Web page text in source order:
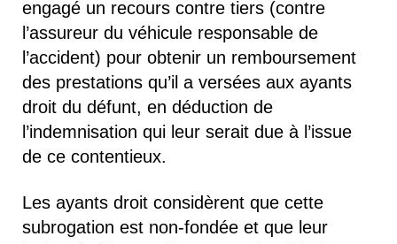
engagé un recours contre tiers (contre
l’assureur du véhicule responsable de
l’accident) pour obtenir un remboursement
des prestations qu’il a versées aux ayants
droit du défunt, en déduction de
l’indemnisation qui leur serait due à l’issue
de ce contentieux.
Les ayants droit considèrent que cette
subrogation est non-fondée et que leur